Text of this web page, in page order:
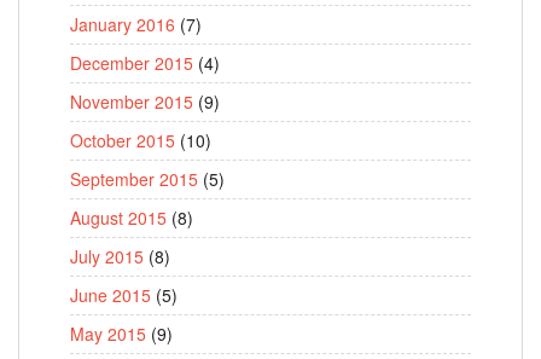
January 2016 (7)
December 2015 (4)
November 2015 (9)
October 2015 (10)
September 2015 (5)
August 2015 (8)
July 2015 (8)
June 2015 (5)
May 2015 (9)